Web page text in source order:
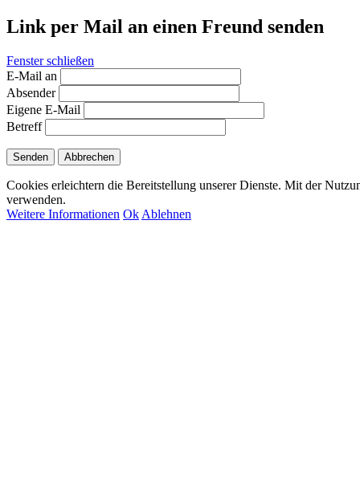
Link per Mail an einen Freund senden
Fenster schließen
E-Mail an
Absender
Eigene E-Mail
Betreff
Senden Abbrechen
Cookies erleichtern die Bereitstellung unserer Dienste. Mit der
verwenden.
Weitere Informationen Ok Ablehnen